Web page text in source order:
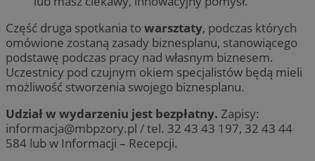
Część druga spotkania towarsztaty, podczas których
omówione zostaną zasady biznesplanu, stanowiącego
podstawę podczas pracy nad własnym biznesem.
Uczestnicy pod czujnym okiem specjalistów będą mieli
możliwość stworzenia swojego biznesplanu.
Udział w wydarzeniu jest bezpłatny. Zapisy:
informacja@mbpzory.pl / tel. 32 43 43 197, 32 43 44
584 lub w Informacji – Recepcji.